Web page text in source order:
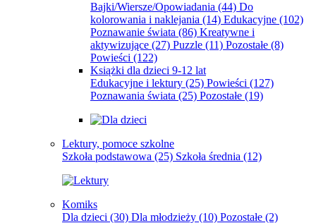
Bajki/Wiersze/Opowiadania (44) Do
kolorowania i naklejania (14) Edukacyjne (102)
Poznawanie świata (86) Kreatywne i
aktywizujące (27) Puzzle (11) Pozostałe (8)
Powieści (122)
Książki dla dzieci 9-12 lat
Edukacyjne i lektury (25) Powieści (127)
Poznawania świata (25) Pozostałe (19)
Lektury, pomoce szkolne
Szkoła podstawowa (25) Szkoła średnia (12)
Komiks
Dla dzieci (30) Dla młodzieży (10) Pozostałe (2)